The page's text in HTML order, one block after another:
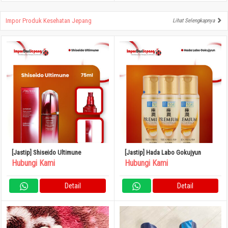
Impor Produk Kesehatan Jepang Lihat Selengkapnya
[Jastip] Shiseido Ultimune
Hubungi Kami
Detail
[Jastip] Hada Labo Gokujyun
Hubungi Kami
Detail